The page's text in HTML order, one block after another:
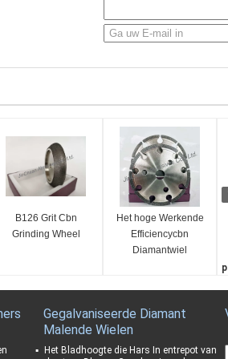
B126 Grit Cbn
Grinding Wheel
Het hoge Werkende
Efficiencycbn
Diamantwiel
Gegalvaniseerde Diamant
Malende Wielen
Het Bladhoogte die Hars In entrepot van